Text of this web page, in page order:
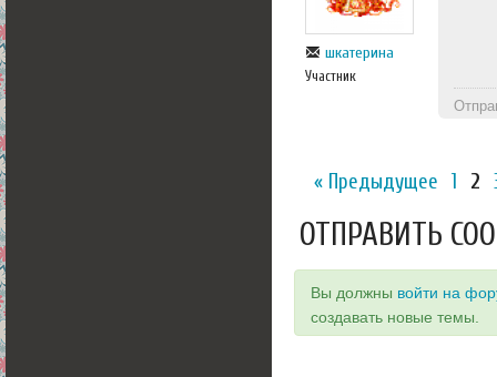
шкатерина
Участник
« Предыдущее 1 2
ОТПРАВИТЬ
Вы должны войти на
создавать новые темы.